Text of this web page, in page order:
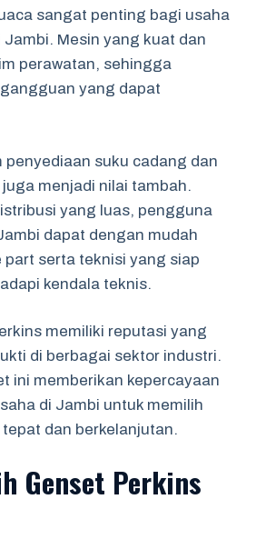
sangat penting bagi usaha
Mesin yang kuat dan
perawatan, sehingga
yang dapat
penyediaan suku cadang dan
menjadi nilai tambah.
yang luas, pengguna
dapat dengan mudah
part serta teknisi yang siap
kendala teknis.
memiliki reputasi yang
di berbagai sektor industri.
ini memberikan kepercayaan
di Jambi untuk memilih
dan berkelanjutan.
Genset Perkins